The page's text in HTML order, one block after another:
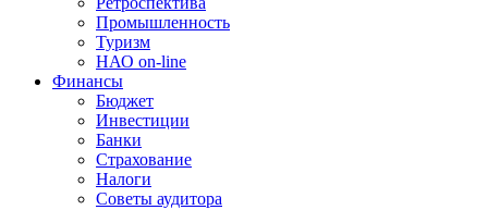
Промышленность
Туризм
НАО on-line
Финансы
Бюджет
Инвестиции
Банки
Страхование
Налоги
Советы аудитора